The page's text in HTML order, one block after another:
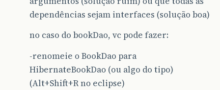
dependências sejam interfaces (solução boa)
no caso do bookDao, vc pode fazer:
-renomeie o BookDao para
HibernateBookDao (ou algo do tipo)
(Alt+Shift+R no eclipse)